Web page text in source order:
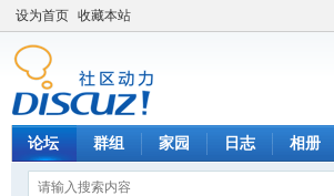
设为首页 收藏本站
论坛 群组 家园 日志 相册